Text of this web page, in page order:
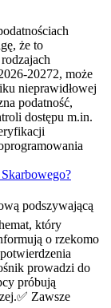
że to
20272, może
nieprawidłowej
podatność,
dostępu m.in.
podszywającą
który
o rzekomo
prowadzi do
próbują
Zawsze